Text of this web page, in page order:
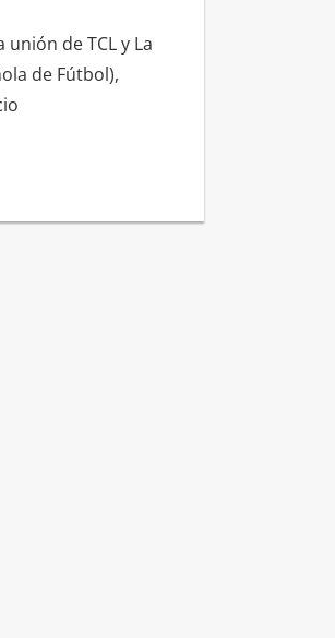
de TCL y La
de Fútbol),